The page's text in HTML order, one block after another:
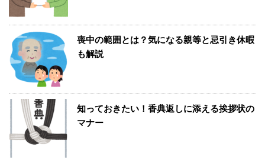
喪中の範囲とは？気になる親等と忌引き休暇
も解説
知っておきたい！香典返しに添える挨拶状の
マナー